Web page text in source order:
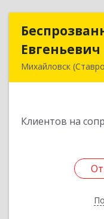
Евгеньевич
Михайловск
Клиентов на